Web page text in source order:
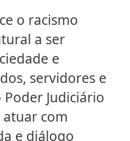
o racismo
a ser
e
servidores e
Judiciário
com
e diálogo